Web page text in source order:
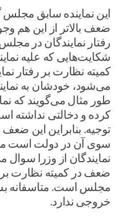
این نماینده سابق
ضعف بالاتر از این هم
رفتار نمایندگان در
شکایت‌هایی که علیه
کمیته نظارت بر رفتار
می‌شود، خودشان به
طور مثال می‌گویند که
کرده و دخالتی نداشته
توجیه. بنابراین این
سوی آن در دولت است
نمایندگان از وزرا
ضعف در کمیته نظارت بر
مجلس است. متاسفانه
خروجی ندارد.